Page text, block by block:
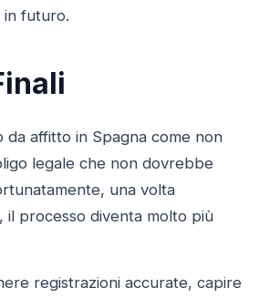
in futuro.
da affitto in Spagna come non
legale che non dovrebbe
una volta
il processo diventa molto più
registrazioni accurate, capire